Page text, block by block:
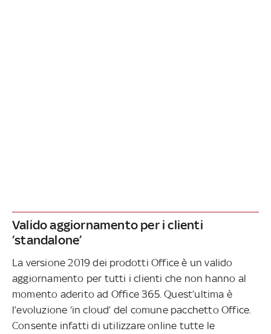
Valido aggiornamento per i clienti
‘standalone’
La versione 2019 dei prodotti Office è un valido
aggiornamento per tutti i clienti che non hanno al
momento aderito ad Office 365. Quest’ultima è
l’evoluzione ‘in cloud’ del comune pacchetto Office.
Consente infatti di utilizzare online tutte le